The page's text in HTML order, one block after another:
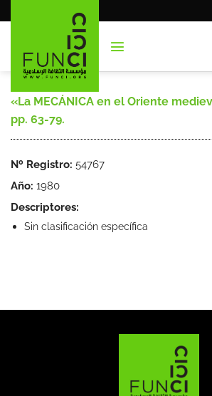
al
«La MECÁNICA en el Oriente
pp. 63-79.
Nº Registro: 54767
Año: 1980
Descriptores:
Sin clasificación específica